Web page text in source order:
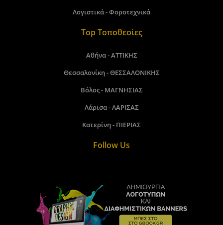
Λογιστικά - Φοροτεχνικά
Top Τοποθεσίες
Αθήνα - ΑΤΤΙΚΗΣ
Θεσσαλονίκη - ΘΕΣΣΑΛΟΝΙΚΗΣ
Βόλος - ΜΑΓΝΗΣΙΑΣ
Λάρισα - ΛΑΡΙΣΑΣ
Κατερίνη - ΠΙΕΡΙΑΣ
Follow Us